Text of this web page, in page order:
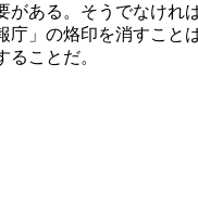
がある。そうでなけれ
庁」の烙印を消すこと
ることだ。